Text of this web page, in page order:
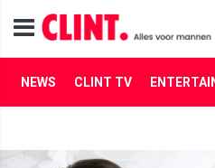
NEWS CLINT TV